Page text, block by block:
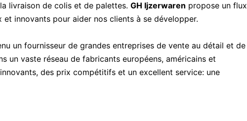
livraison de colis et de palettes. GH Ijzerwaren propose un flux
innovants pour aider nos clients à se développer.
un fournisseur de grandes entreprises de vente au détail et de
un vaste réseau de fabricants européens, américains et
des prix compétitifs et un excellent service: une